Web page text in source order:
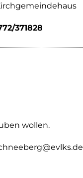
371828
wollen.